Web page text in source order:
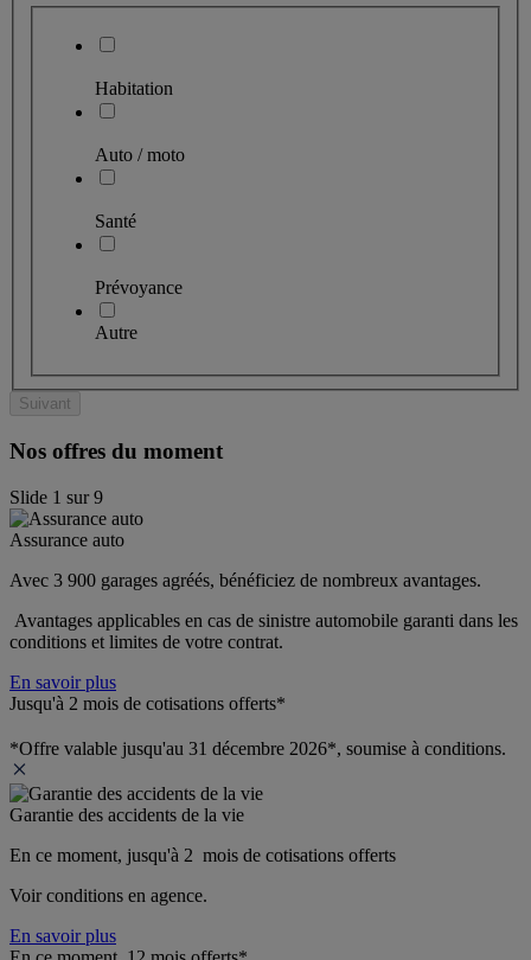
Habitation
Auto / moto
Santé
Prévoyance
Autre
Suivant
Nos offres du moment
Slide 1 sur9
Assurance auto
Avec 3 900 garages agréés, bénéficiez de nombreux avantages.
Avantages applicables en cas de sinistre automobile garanti dans les
conditions et limites de votre contrat.
En savoir plus
Jusqu'à 2 mois de cotisations offerts*
*Offre valable jusqu'au 31 décembre 2026*, soumise à conditions.
Garantie des accidents de la vie
En ce moment, jusqu'à 2  mois de cotisations offerts
Voir conditions en agence.
En savoir plus